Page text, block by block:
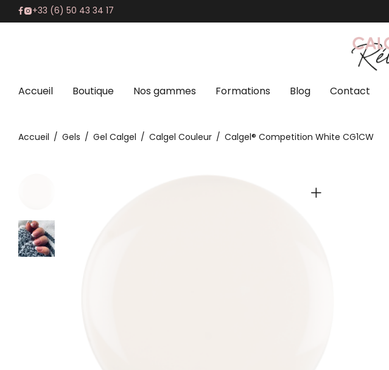
+33 (6) 50 43 34 17
Accueil Boutique Nos gammes Formations Blog Contact
Accueil / Gels / Gel Calgel / Calgel Couleur / Calgel® Competition White CG1CW